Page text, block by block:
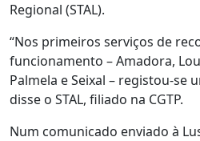
Regional (STAL).
“Nos primeiros serviços de
funcionamento – Amadora,
Palmela e Seixal – registou-se
disse o STAL, filiado na CGTP.
Num comunicado enviado à